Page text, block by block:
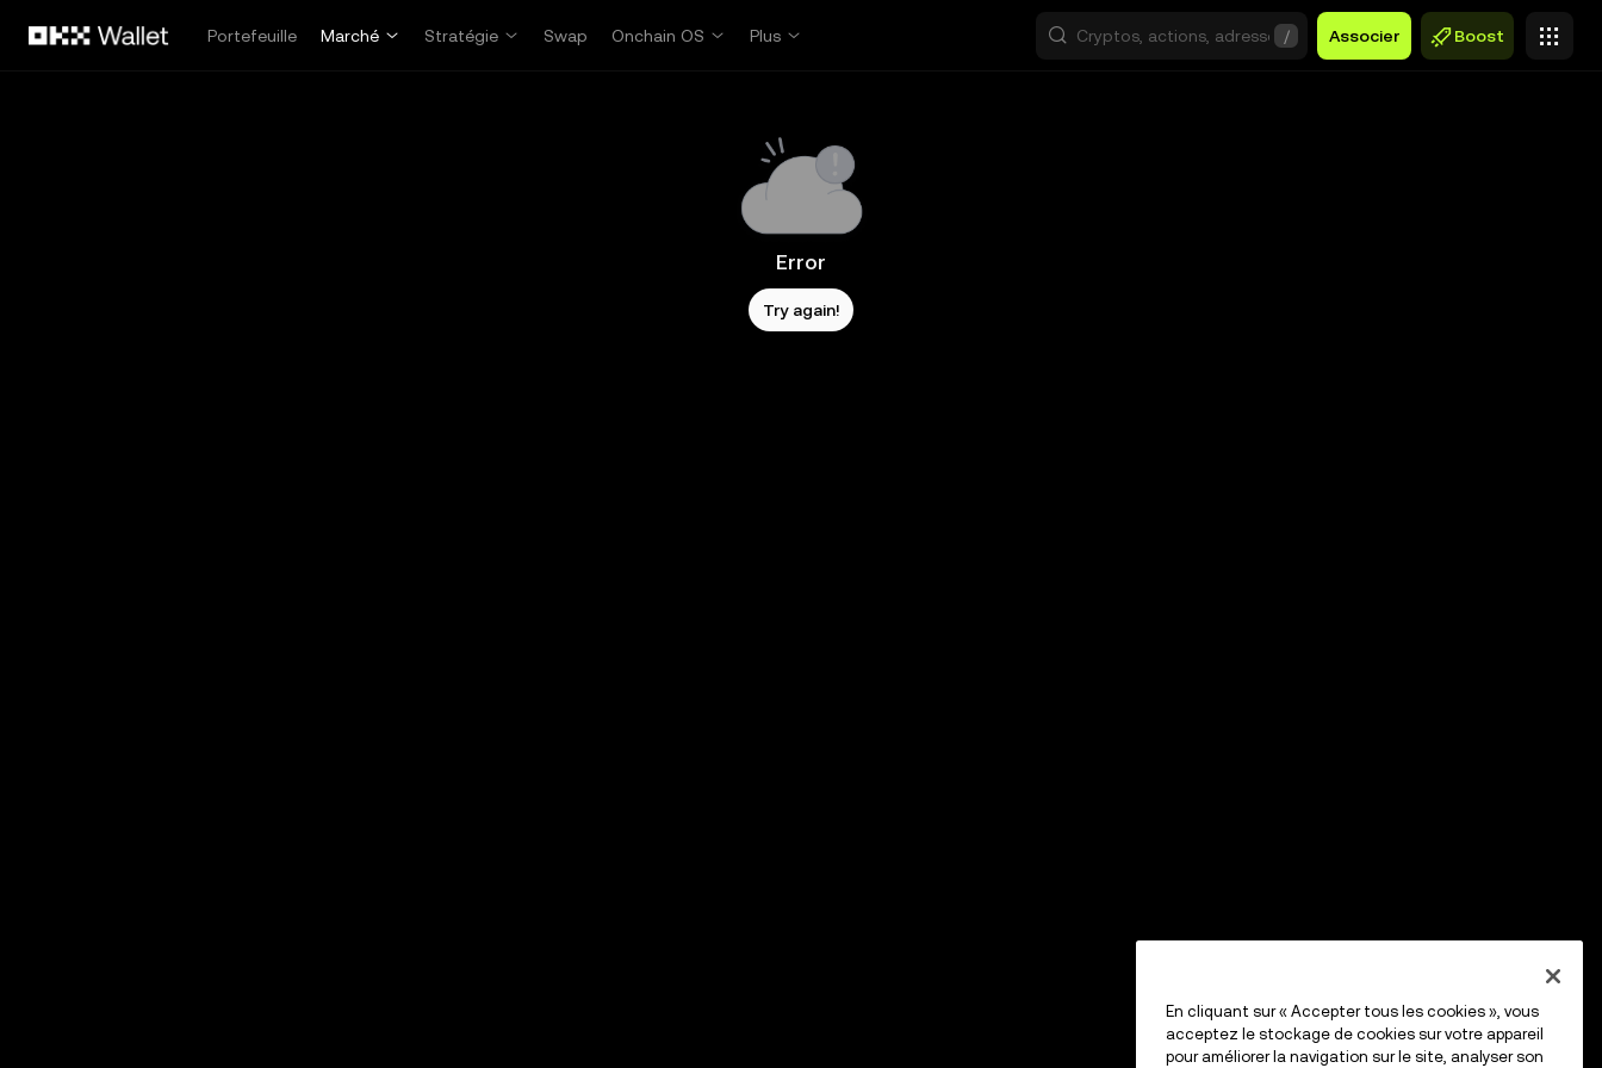
Portefeuille
Marché Stratégie Swap Onchain OS Plus / Associer Boost
Error
Try again!
En cliquant sur « Accepter tous les cookies », vous
acceptez le stockage de cookies sur votre appareil
pour améliorer la navigation sur le site, analyser son